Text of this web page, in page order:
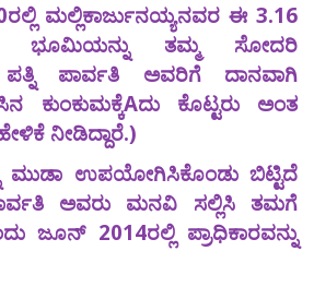
ಮಲ್ಲಿಕಾರ್ಜುನಯ್ಯನವರ ಈ 3.16
ಭೂಮಿಯನ್ನು ತಮ್ಮ ಸೋದರಿ
ಪತ್ನಿ ಪಾರ್ವತಿ ಅವರಿಗೆ ದಾನವಾಗಿ
ಕುಂಕುಮಕ್ಕೆAದು ಕೊಟ್ಟರು ಅಂತ
ನೀಡಿದ್ದಾರೆ.)
ಉಪಯೋಗಿಸಿಕೊಂಡು ಬಿಟ್ಟಿದೆ
ಅವರು ಮನವಿ ಸಲ್ಲಿಸಿ ತಮಗೆ
ಜೂನ್ 2014ರಲ್ಲಿ ಪ್ರಾಧಿಕಾರವನ್ನು